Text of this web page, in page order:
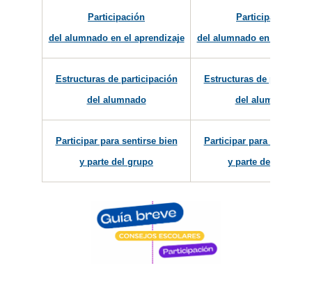
Participación
del alumnado en el aprendizaje
Participación
del alumnado en el
Estructuras de participación
del alumnado
Estructuras de
del alumnado
Participar para sentirse bien
y parte del grupo
Participar para sentirse
y parte del grupo